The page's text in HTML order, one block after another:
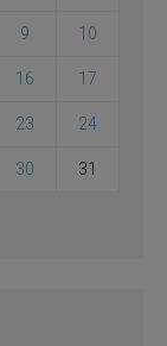
9 10
16 17
23 24
30 31